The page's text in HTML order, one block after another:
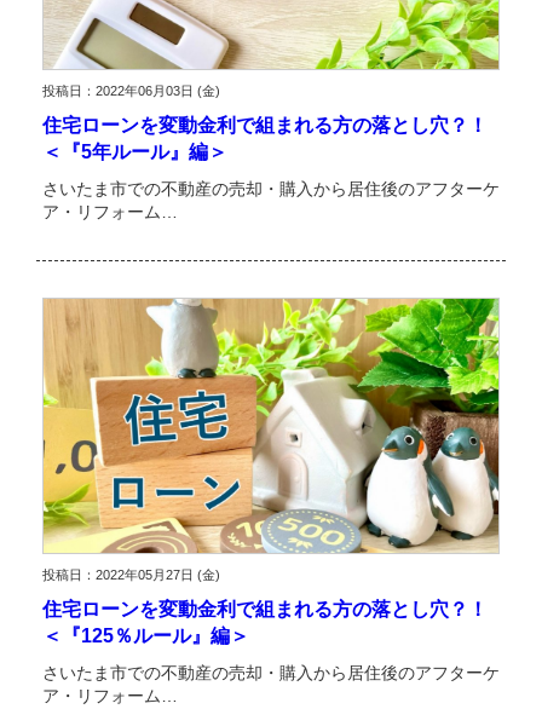
投稿日：2022年06月03日 (金)
住宅ローンを変動金利で組まれる方の落とし穴？！
＜『5年ルール』編＞
さいたま市での不動産の売却・購入から居住後のアフターケ
ア・リフォーム…
投稿日：2022年05月27日 (金)
住宅ローンを変動金利で組まれる方の落とし穴？！
＜『125％ルール』編＞
さいたま市での不動産の売却・購入から居住後のアフターケ
ア・リフォーム…